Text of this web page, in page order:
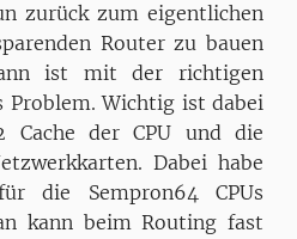
zurück zum eigentlichen
Router zu bauen
ist mit der richtigen
Problem. Wichtig ist dabei
Cache der CPU und die
Dabei habe
die Sempron64 CPUs
kann beim Routing fast